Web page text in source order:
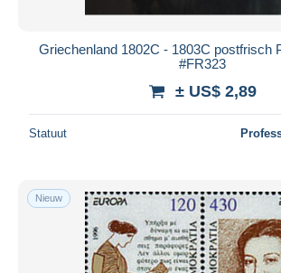
Prijs
Gratis levering
Betaalmiddelen
PayPal
Griechenland 1802C - 1803C postfrisch
#FR323
± US$ 2,89
Statuut
Nieuw